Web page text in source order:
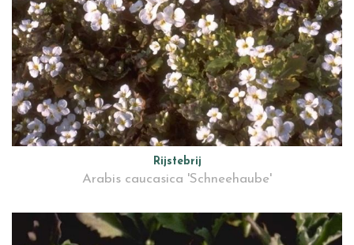
Rijstebrij
Arabis caucasica 'Schneehaube'